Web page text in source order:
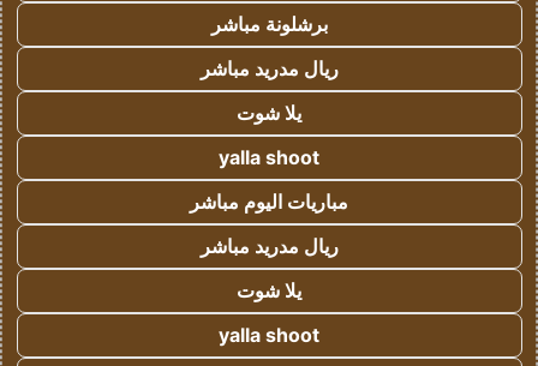
برشلونة مباشر
ريال مدريد مباشر
يلا شوت
yalla shoot
مباريات اليوم مباشر
ريال مدريد مباشر
يلا شوت
yalla shoot